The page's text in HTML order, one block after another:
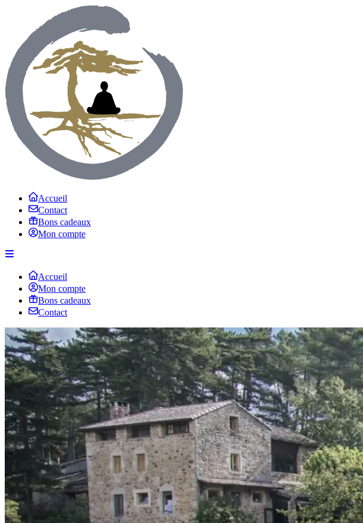
Accueil
Contact
Bons cadeaux
Mon compte
Accueil
Mon compte
Bons cadeaux
Contact